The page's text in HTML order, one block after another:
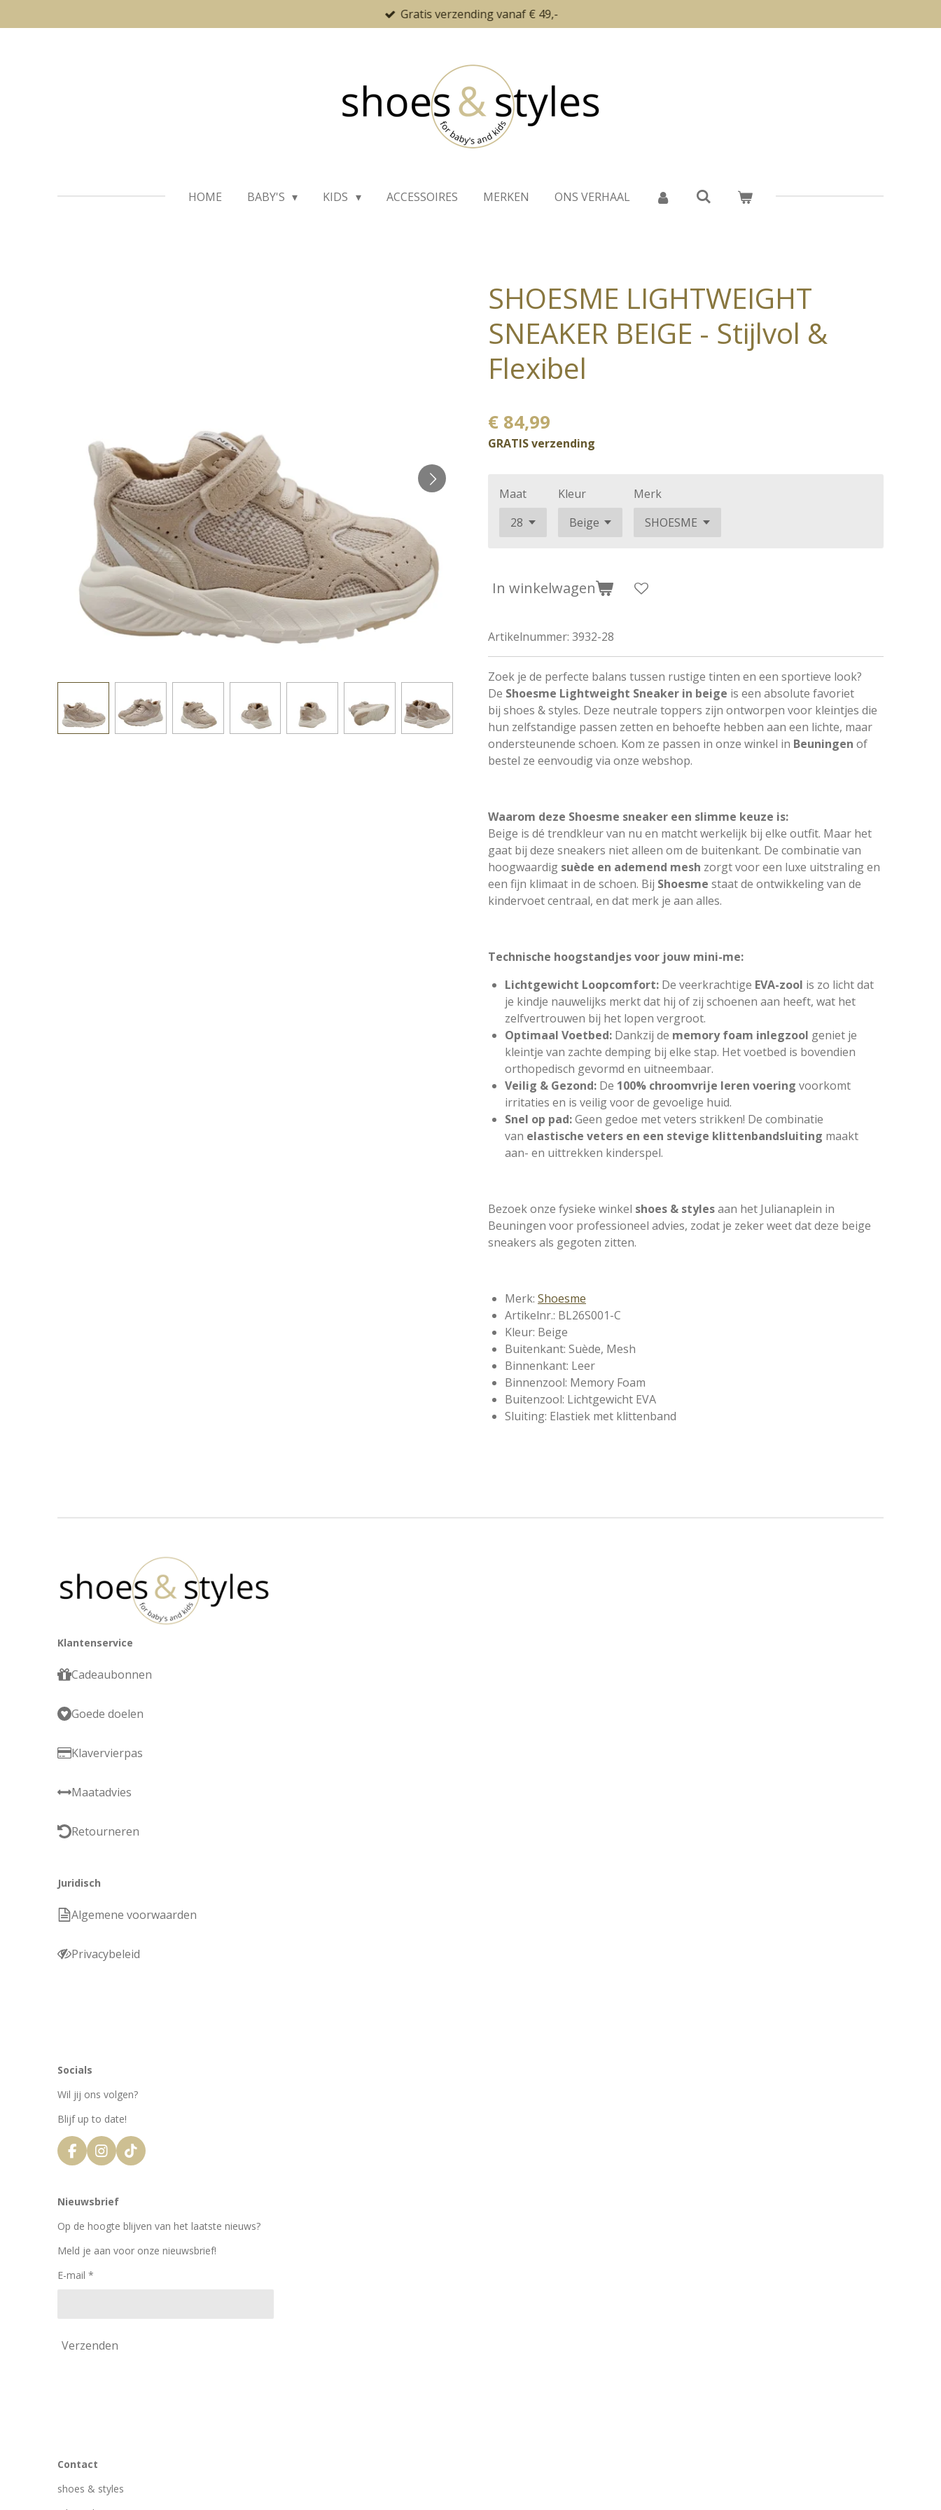
direct
Gratis verzending vanaf € 49,-
HOME BABY'S KIDS ACCESSOIRES MERKEN ONS VERHAAL
SHOESME LIGHTWEIGHT
SNEAKER BEIGE - Stijlvol &
Flexibel
€ 84,99
GRATIS verzending
Maat Kleur Merk
In winkelwagen
Artikelnummer: 3932-28
Zoek je de perfecte balans tussen rustige tinten en een sportieve look?
De Shoesme Lightweight Sneaker in beige is een absolute favoriet
bij shoes & styles. Deze neutrale toppers zijn ontworpen voor kleintjes die
hun zelfstandige passen zetten en behoefte hebben aan een lichte, maar
ondersteunende schoen. Kom ze passen in onze winkel in Beuningen of
bestel ze eenvoudig via onze webshop.
Waarom deze Shoesme sneaker een slimme keuze is:
Beige is dé trendkleur van nu en matcht werkelijk bij elke outfit. Maar het
gaat bij deze sneakers niet alleen om de buitenkant. De combinatie van
hoogwaardig suède en ademend mesh zorgt voor een luxe uitstraling en
een fijn klimaat in de schoen. Bij Shoesme staat de ontwikkeling van de
kindervoet centraal, en dat merk je aan alles.
Technische hoogstandjes voor jouw mini-me:
Lichtgewicht Loopcomfort: De veerkrachtige EVA-zool is zo licht dat
je kindje nauwelijks merkt dat hij of zij schoenen aan heeft, wat het
zelfvertrouwen bij het lopen vergroot.
Optimaal Voetbed: Dankzij de memory foam inlegzool geniet je
kleintje van zachte demping bij elke stap. Het voetbed is bovendien
orthopedisch gevormd en uitneembaar.
Veilig & Gezond: De 100% chroomvrije leren voering voorkomt
irritaties en is veilig voor de gevoelige huid.
Snel op pad:Geen gedoe met veters strikken! De combinatie
van elastische veters en een stevige klittenbandsluiting maakt
aan- en uittrekken kinderspel.
Bezoek onze fysieke winkel shoes & stylesaan het Julianaplein in
Beuningen voor professioneel advies, zodat je zeker weet dat deze beige
sneakers als gegoten zitten.
Merk: Shoesme
Artikelnr.: BL26S001-C
Kleur: Beige
Buitenkant: Suède, Mesh
Binnenkant: Leer
Binnenzool: Memory Foam
Buitenzool: Lichtgewicht EVA
Sluiting: Elastiek met klittenband
Klantenservice
Cadeaubonnen
Goede doelen
Klavervierpas
Maatadvies
Retourneren
Juridisch
Algemene voorwaarden
Privacybeleid
Socials
Wil jij ons volgen?
Blijf up to date!
F
a
e
b
o
k
I
n
t
a
g
a
T
i
k
Nieuwsbrief
Op de hoogte blijven van het laatste nieuws?
Meld je aan voor onze nieuwsbrief!
E-mail *
Verzenden
Contact
shoes & styles